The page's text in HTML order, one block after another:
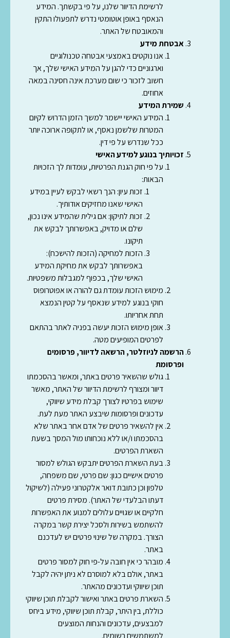
לרשימת הדיוור שלנו, על פי בקשתך. המידע
הנאסף באופן אוטומטי נדרש לתפעולו התקין
והמאובטח של האתר.
אבטחת מידע
אנו נוקטים באמצעי אבטחה טכנולוגיים
וארגוניים כדי להגן על המידע האישי שלך, אך
חשוב לזכור כי שום מערכת אינה חסינה במאה
אחוזים.
שמירת המידע
המידע האישי יישמר למשך הזמן הדרוש לקיום
המטרות שלשמן נאסף, או לתקופה ארוכה יותר
ככל שנדרש על פי דין.
זכויותיך בנוגע למידע האישי
על פי חוק הגנת הפרטיות, עומדות לך הזכויות
הבאות:
זכות עיון: הנך רשאי לבקש לעיין במידע
האישי שאנו מחזיקים אודותיך.
זכות לתיקון: אם גילית שהמידע אינו נכון,
שלם או מדויק, באפשרותך לבקש את
תיקונו.
הזכות למחיקה (הזכות להישכח):
באפשרותך לבקש את מחיקת המידע
האישי שלך, בכפוף למגבלות משפטיות.
מימוש הזכות עומדת גם להורה או אפוטרופוס
חוקי בנוגע למידע שנאסף על קטין הנמצא
תחת אחריותו.
אופן מימוש הזכות יעשה בפניה לאתר בהתאם
לפרטים המופיעים מטה.
הרשמה לניוזלטר, הרשאה לדיוור, פרסומים
ופרסומת
גולש שהשאיר פרטים באתר, ומאשר בהסכמתו
דיוור ומצורף לרשימת הדיוור של האתר, מאשר
שימוש בפרטיו לצורך קבלת מידע שיווקי,
עדכונים ופרסומות שיבצע האתר מעת לעת.
אין להשאיר פרטים של אדם אחר באתר שלא
בהסכמתו ו/או ללא נוכחותו מול המסך בשעת
השארת הפרטים.
בעת השארת הפרטים יתבקש הגולש למסור
פרטים אישיים כגון: שם פרטי, שם משפחה,
טלפון וכן כתובת דואר אלקטרוני פעילה (לשיקול
דעתו הבלעדי של האתר). מסירת פרטים
חלקיים או שגויים עלולים למנוע את האפשרות
להשתמש בשירות ולסכל יצירת קשר במקרה
הצורך. במקרה של שינוי פרטים יש לעדכנם
באתר.
מובהר כי אין חובה על-פי חוק למסור פרטים
באתר, אולם בלא למוסרם לא ניתן יהיה לקבל
תוכן שיווקי ועדכונים מהאתר.
השארת פרטים באתר ואישור לקבלת תוכן שיווקי
כוללת, בין היתר, קבלת תוכן שיווקי, מידע ביחס
למבצעים, עדכונים והנחות המוצעים
למשתמשים רשומים.